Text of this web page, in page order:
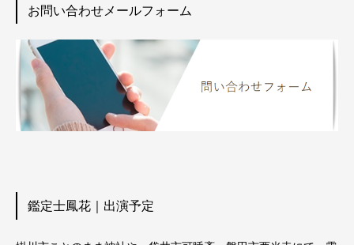
お問い合わせメールフォーム
鑑定士鳳花｜出演予定